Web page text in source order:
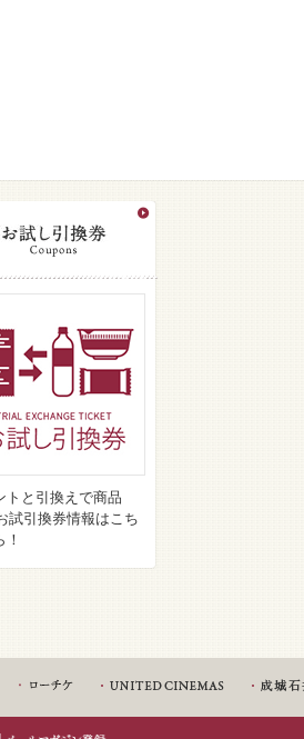
トと引換えで商品
試引換券情報はこち
！